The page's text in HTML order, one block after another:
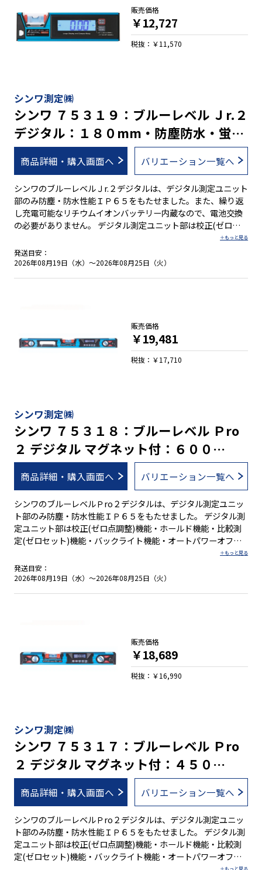
タル測定ユニット部のみ防塵・防水性能ＩＰ６５ ※１ ●３段階
に鳴り方が変化するブザー機能付 ●本体を逆さにすると、デジ
タル表示も自動的に上下反転 ●操作しやすい大きいボタン ●簡
単な手順で誤差を修正する校正機能付 ●任意の角度でゼロセッ
mm/mと高精度を実現 ●視認性の高い気泡管を採用 ●ボック
ス型でケガキやすい形状です。 ●測定面はV字型溝付でパイプ
測定も可能 ※１. 防塵・防水性能は、充電中を除きます。 ※２.
充電中は、測定ができません。
シンワ測定㈱
シンワ ７５３１９：ブルーレベル Ｊr.２
デジタル：１８０mm・防塵防水・蛍光
シート付気泡管・充電池
商品詳細・購入画面へ バリエーション一覧へ
シンワのブルーレベルＪr.２デジタルは、デジタル測定ユニット
部のみ防塵・防水性能ＩＰ６５をもたせました。また、繰り返
し充電可能なリチウムイオンバッテリー内蔵なので、電池交換
の必要がありません。 デジタル測定ユニット部は校正(ゼロ点
調整)機能・ホールド機能・比較測定(ゼロセット)機能・バック
ライト機能・オートパワーオフ機能・電池消耗警告機能付で
す。オートパワーオフ機能は、オンとオフの切り替えが可能で
タル測定ユニット部のみ防塵・防水性能ＩＰ６５ ※１ ●３段階
に鳴り方が変化するブザー機能付 ●本体を逆さにすると、デジ
タル表示も自動的に上下反転 ●操作しやすい大きいボタン ●簡
単な手順で誤差を修正する校正機能付 ●任意の角度でゼロセッ
mm/mと高精度を実現 ●視認性の高い気泡管を採用 ●ボック
ス型でケガキやすい形状です。 ●測定面はV字型溝付でパイプ
測定も可能 ※１. 防塵・防水性能は、充電中を除きます。 ※２.
充電中は、測定ができません。
発送目安：
2026年08月19日（水）～2026年08月25日（火）
販売価格
￥12,727
税抜：￥11,570
シンワ測定㈱
シンワ ７５３１８：ブルーレベル Ｐro
２ デジタル マグネット付：６００
mm・防塵防水・蛍光シート付気泡管
商品詳細・購入画面へ バリエーション一覧へ
シンワのブルーレベルＰro２デジタルは、デジタル測定ユニッ
ト部のみ防塵・防水性能ＩＰ６５をもたせました。 デジタル測
定ユニット部は校正(ゼロ点調整)機能・ホールド機能・比較測
定(ゼロセット)機能・バックライト機能・オートパワーオフ機
能・電池消耗警告機能付です。オートパワーオフ機能は、オン
とオフの切り替えが可能です。 水平気泡管の傷や汚れを防ぐ取
り外し可能な気泡管カバー付で、万が一汚れたときは、カバー
を逆さにすると、デジタル表示も自動的に上下反転 ●操作しや
すい大きいボタン ●デジタル測定は１m当たりの立ち上がりと
角度/勾配を測定可能 ●簡単な手順で誤差を修正する校正機能
付 ●任意の角度でゼロセットできる比較測定機能付 ●ON／
●必要に応じて水平の調整が可能 ●全気泡管±１.０mm/mと
高精度を実現 ●視認性の高い気泡管を採用 ●ボックス型でケガ
キやすい形状です。 ●測定面はV字型溝付でパイプ測定も可能
※ご自身で精度調整を行なった場合は、保証の対象外となりま
す。なお、垂直気泡管と４５°気泡管は、調整できません。
発送目安：
2026年08月19日（水）～2026年08月25日（火）
販売価格
￥19,481
税抜：￥17,710
シンワ測定㈱
シンワ ７５３１７：ブルーレベル Ｐro
２ デジタル マグネット付：４５０
mm・防塵防水・蛍光シート付気泡管
商品詳細・購入画面へ バリエーション一覧へ
シンワのブルーレベルＰro２デジタルは、デジタル測定ユニッ
ト部のみ防塵・防水性能ＩＰ６５をもたせました。 デジタル測
定ユニット部は校正(ゼロ点調整)機能・ホールド機能・比較測
定(ゼロセット)機能・バックライト機能・オートパワーオフ機
販売価格
￥18,689
税抜：￥16,990